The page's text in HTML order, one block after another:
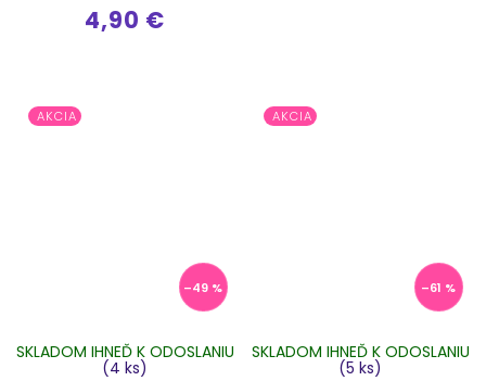
4,90 €
AKCIA
–49 %
SKLADOM IHNEĎ K ODOSLANIU
(4 ks)
AKCIA
–61 %
SKLADOM IHNEĎ K ODOSLANIU
(5 ks)